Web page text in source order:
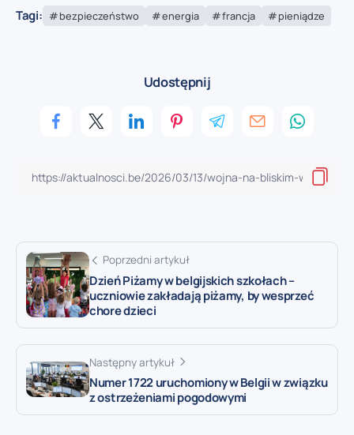
Tagi: bezpieczeństwo energia francja pieniądze
Udostępnij
Poprzedni artykuł
Dzień Piżamy w belgijskich szkołach –
uczniowie zakładają piżamy, by wesprzeć
chore dzieci
Następny artykuł
Numer 1722 uruchomiony w Belgii w związku
z ostrzeżeniami pogodowymi